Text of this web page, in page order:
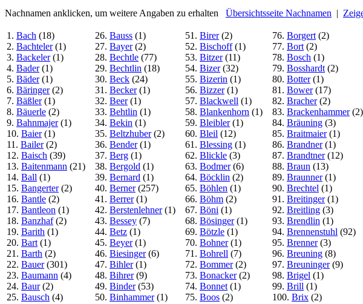
Nachnamen anklicken, um weitere Angaben zu erhalten Übersichtsseite Nachnamen |
1. Bach (18)
2. Bachteler(1)
3. Backeler(1)
4. Bader(1)
5. Bäder(1)
6. Bäringer(2)
7. Bäßler(1)
8. Bäuerle (2)
9. Bahnmajer(1)
10. Baier(1)
11. Bailer(2)
12. Baisch (39)
13. Baitenmann (21)
14. Ball (1)
15. Bangerter(2)
16. Bantle (2)
17. Bantleon (1)
18. Banzhaf(2)
19. Barith (1)
20. Bart (1)
21. Barth (2)
22. Bauer(301)
23. Baumann (4)
24. Baur(2)
25. Bausch (4)
26. Bauss (1)
27. Bayer(2)
28. Bechtle (77)
29. Bechtlin (18)
30. Beck (24)
31. Becker(1)
32. Beer(1)
33. Behtlin (1)
34. Bekin (1)
35. Beltzhuber(2)
36. Bender(1)
37. Berg (1)
38. Bergold (1)
39. Bernard (1)
40. Berner(257)
41. Berrer(1)
42. Berstenlehner(1)
43. Bessey (7)
44. Betz (1)
45. Beyer(1)
46. Biesinger(6)
47. Bihler(1)
48. Bihrer(9)
49. Binder(53)
50. Binhammer(1)
51. Birer(2)
52. Bischoff(1)
53. Bitzer(11)
54. Bizer(32)
55. Bizerin (1)
56. Bizzer(1)
57. Blackwell (1)
58. Blankenhorn (1)
59. Bleibler(1)
60. Bleil (12)
61. Blessing (1)
62. Blickle (3)
63. Bodmer(6)
64. Böcklin (2)
65. Böhlen (1)
66. Böhm (2)
67. Böni (1)
68. Bösinger(1)
69. Bötzle (1)
70. Bohner(1)
71. Bohrell (7)
72. Bommer(2)
73. Bonacker(2)
74. Bonnet (1)
75. Boos (2)
76. Borgert (2)
77. Bort (2)
78. Bosch (1)
79. Bosshardt (2)
80. Botter(1)
81. Bower(17)
82. Bracher(2)
83. Brackenhammer(2)
84. Bräuning (3)
85. Braitmaier(1)
86. Brandner(1)
87. Brandtner(12)
88. Braun (13)
89. Braunner(1)
90. Brechtel (1)
91. Breitinger(1)
92. Breitling (3)
93. Brendlin (1)
94. Brennenstuhl (92)
95. Brenner(3)
96. Breuning (8)
97. Breuninger(9)
98. Brigel (1)
99. Brill (1)
100. Brix (2)